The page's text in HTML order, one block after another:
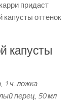
придаст
капусты оттенок
капусты
1 ч. ложка
перец, 50 мл